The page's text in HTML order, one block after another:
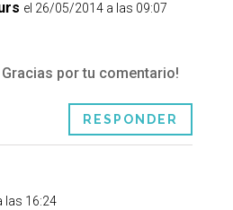
el 26/05/2014 a las 09:07
Gracias por tu comentario!
RESPONDER
las 16:24